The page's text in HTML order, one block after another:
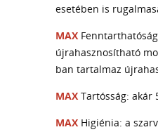
esetében is
MAX
újrahasznosítható
ban tartalmaz
MAX Tartósság: akár
MAX Higiénia: a